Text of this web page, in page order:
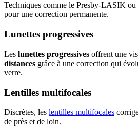
Techniques comme le Presby-LASIK ou
pour une correction permanente.
Lunettes progressives
Les lunettes progressives offrent une
distances grâce à une correction qui
verre.
Lentilles multifocales
Discrètes, les lentilles multifocales
de près et de loin.